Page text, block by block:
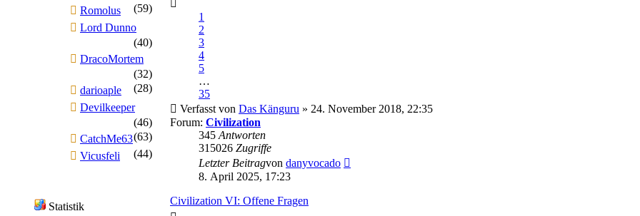
1
2
3
4
5
…
35
Verfasst von Das Känguru » 24. November 2018, 22:35
Forum: Civilization
345 Antworten
315026 Zugriffe
Letzter Beitragvon danyvocado
8. April 2025, 17:23
Civilization VI: Offene Fragen
Romolus
(59)
Lord Dunno
(40)
DracoMortem
(32)
darioaple
(28)
Devilkeeper
(46)
CatchMe63(63)
Vicusfeli
(44)
Statistik